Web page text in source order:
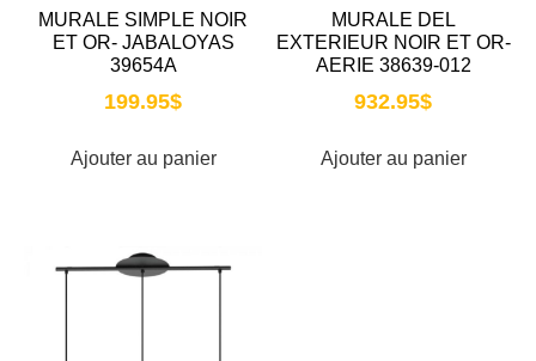
MURALE SIMPLE NOIR
ET OR- JABALOYAS
39654A
199.95$
Ajouter au panier
MURALE DEL
EXTERIEUR NOIR ET OR-
AERIE 38639-012
932.95$
Ajouter au panier